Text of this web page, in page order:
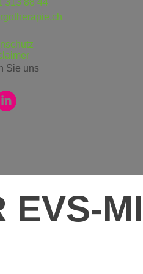
Sie uns
EVS-